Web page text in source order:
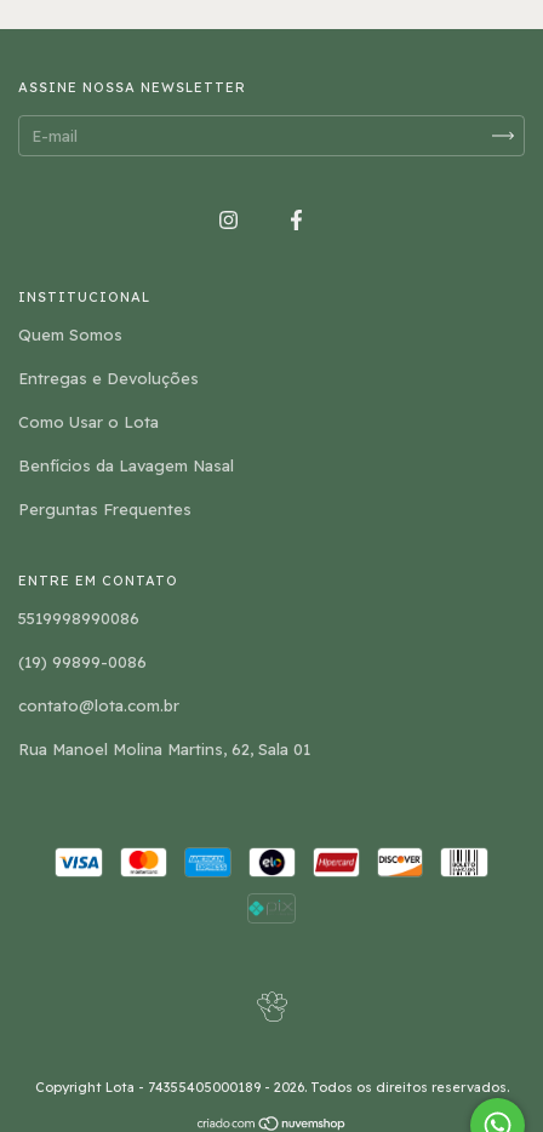
ASSINE NOSSA NEWSLETTER
INSTITUCIONAL
Quem Somos
Entregas e Devoluções
Como Usar o Lota
Benfícios da Lavagem Nasal
Perguntas Frequentes
ENTRE EM CONTATO
5519998990086
(19) 99899-0086
contato@lota.com.br
Rua Manoel Molina Martins, 62, Sala 01
Copyright Lota - 74355405000189 - 2026. Todos os direitos reservados.